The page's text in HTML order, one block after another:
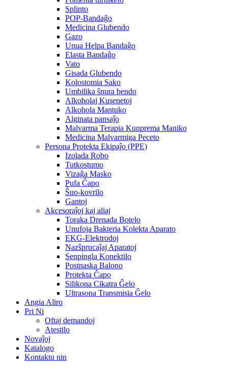
Splinto
POP-Bandaĝo
Medicina Glubendo
Gazo
Unua Helpa Bandaĝo
Elasta Bandaĝo
Vato
Gisada Glubendo
Kolostomia Sako
Umbilika ŝnura bendo
Alkoholaj Kusenetoj
Alkohola Mantuko
Alginata pansaĵo
Malvarma Terapia Kunprema Maniko
Medicina Malvarmiga Peceto
Persona Protekta Ekipaĵo (PPE)
Izolada Robo
Tutkostumo
Vizaĝa Masko
Pufa Ĉapo
Ŝuo-kovrilo
Gantoj
Akcesoraĵoj kaj aliaj
Toraka Drenada Botelo
Unufoja Bakteria Kolekta Aparato
EKG-Elektrodoj
Nazŝprucaĵaj Aparatoj
Senpingla Konektilo
Postnaska Balono
Protekta Ĉapo
Silikona Cikatra Ĝelo
Ultrasona Transmisia Ĝelo
Angia Aliro
Pri Ni
Oftaj demandoj
Atestilo
Novaĵoj
Katalogo
Kontaktu nin